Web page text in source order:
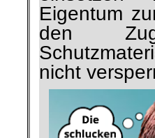
Eigentum
den
nicht